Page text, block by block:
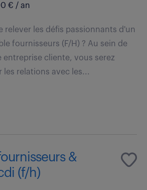
€ / an
relever les défis passionnants d'un
fournisseurs (F/H) ? Au sein de
entreprise cliente, vous serez
les relations avec les...
&
(f/h)